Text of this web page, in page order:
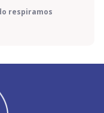
respiramos